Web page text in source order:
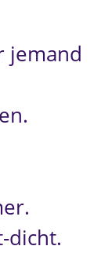
jemand
dicht.